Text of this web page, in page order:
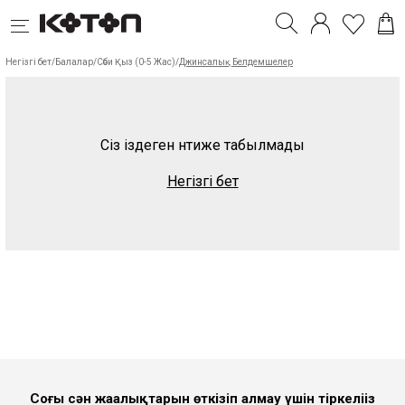
Негізгі бет/Балалар/Сәби Қыз (0-5 Жас)/Джинсалық Белдемшелер
Сіз іздеген нәтиже табылмады
Негізгі бет
Соңғы сән жаңалықтарын өткізіп алмау үшін тіркеліңіз